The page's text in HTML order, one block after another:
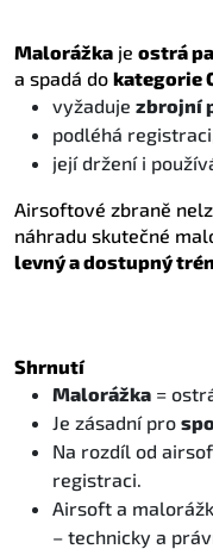
Malorážka je ostrá
a spadá do kategorie
vyžaduje zbrojní
podléhá registraci,
její držení i
Airsoftové zbraně
náhradu skutečné
levný a dostupný
Shrnutí
Malorážka =
Je zásadní pro
Na rozdíl od
registraci.
Airsoft a
– technicky a